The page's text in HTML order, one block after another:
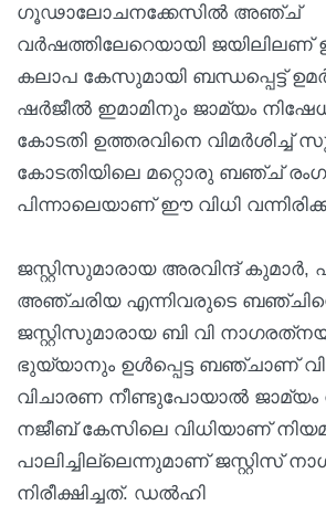
ഗൂഢാലോചനക്കേസിൽ അഞ്ച്
വർഷത്തിലേറെയായി ജയിലിലണ്
കലാപ കേസുമായി ബന്ധപ്പെട്ട്
ഷർജീൽ ഇമാമിനും ജാമ്യം
കോടതി ഉത്തരവിനെ വിമർശിച്ച്
കോടതിയിലെ മറ്റൊരു ബഞ്ച്
പിന്നാലെയാണ് ഈ വിധി
ജസ്റ്റിസുമാരായ അരവിന്ദ് കുമാർ,
അഞ്ചരിയ എന്നിവരുടെ
ജസ്റ്റിസുമാരായ ബി വി
ഭുയ്യാനും ഉൾപ്പെട്ട ബഞ്ചാണ്
വിചാരണ നീണ്ടുപോയാൽ
നജീബ് കേസിലെ വിധിയാണ്
പാലിച്ചില്ലെന്നുമാണ് ജസ്റ്റിസ്
നിരീക്ഷിച്ചത്. ഡൽഹി